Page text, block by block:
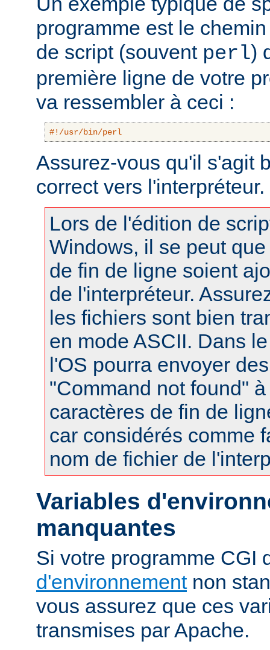
programme est le
de script (souvent perl)
première ligne de votre
va ressembler à ceci :
#!/usr/bin/perl
Assurez-vous qu'il s'agit
correct vers l'interpréteur.
Lors de l'édition de
Windows, il se peut
de fin de ligne soient
de l'interpréteur.
les fichiers sont bien
en mode ASCII. Dans
l'OS pourra envoyer
"Command not found"
caractères de fin de
car considérés comme
nom de fichier de
Variables
manquantes
Si votre programme CGI
d'environnementnon
vous assurez que ces
transmises par Apache.